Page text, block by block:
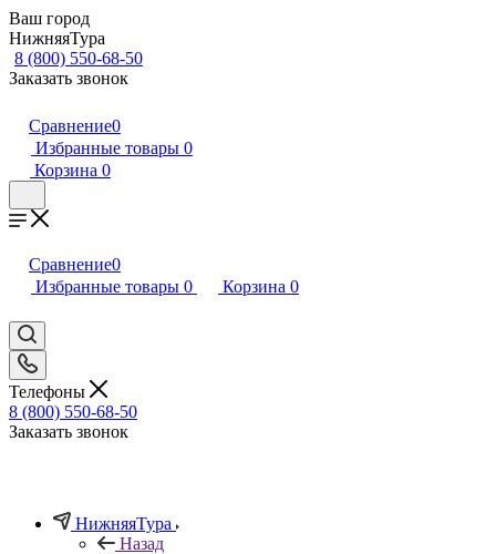
Ваш город
НижняяТура
8 (800) 550-68-50
Заказать звонок
Сравнение0
Избранные товары 0
Корзина 0
Сравнение0
Избранные товары 0 Корзина 0
Телефоны
8 (800) 550-68-50
Заказать звонок
НижняяТура
Назад